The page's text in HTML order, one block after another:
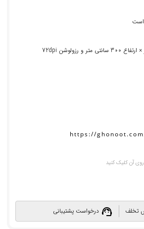
https://
آن کلیک کنید
تخلف support_agent درخواست پشتیبانی